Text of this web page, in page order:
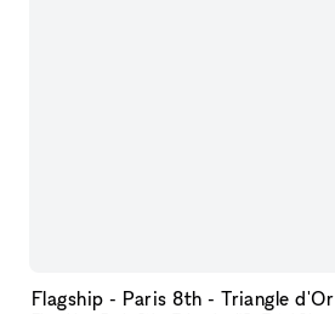
Flagship - Paris 8th - Triangle d'Or